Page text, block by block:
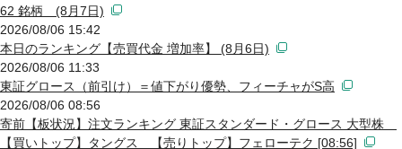
62 銘柄 (8月7日)
2026/08/06 15:42
本日のランキング【売買代金 増加率】 (8月6日)
2026/08/06 11:33
東証グロース（前引け）＝値下がり優勢、フィーチャがS高
2026/08/06 08:56
寄前【板状況】注文ランキング 東証スタンダード・グロース 大型株
【買いトップ】タングス 【売りトップ】フェローテク [08:56]